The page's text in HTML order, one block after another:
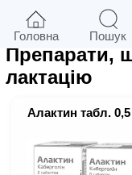
Фільтри
Препарати,
лактацію
Алактин табл.
Головна Пошук